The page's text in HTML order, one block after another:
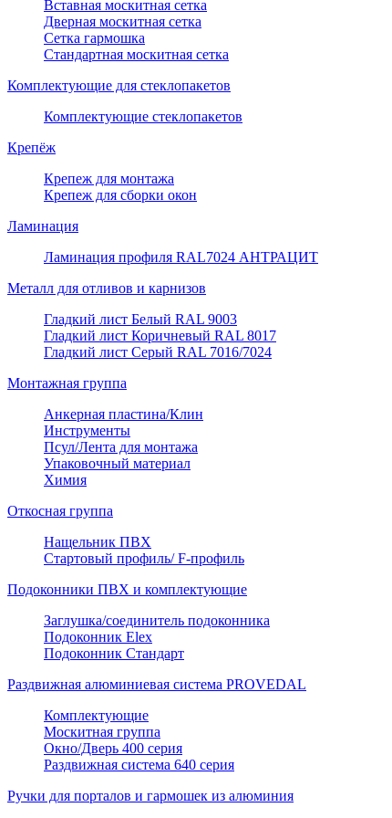
Вставная москитная сетка
Дверная москитная сетка
Сетка гармошка
Стандартная москитная сетка
Комплектующие для стеклопакетов
Комплектующие стеклопакетов
Крепёж
Крепеж для монтажа
Крепеж для сборки окон
Ламинация
Ламинация профиля RAL7024 АНТРАЦИТ
Металл для отливов и карнизов
Гладкий лист Белый RAL 9003
Гладкий лист Коричневый RAL 8017
Гладкий лист Серый RAL 7016/7024
Монтажная группа
Анкерная пластина/Клин
Инструменты
Псул/Лента для монтажа
Упаковочный материал
Химия
Откосная группа
Нащельник ПВХ
Стартовый профиль/ F-профиль
Подоконники ПВХ и комплектующие
Заглушка/соединитель подоконника
Подоконник Elex
Подоконник Стандарт
Раздвижная алюминиевая система PROVEDAL
Комплектующие
Москитная группа
Окно/Дверь 400 серия
Раздвижная система 640 серия
Ручки для порталов и гармошек из алюминия